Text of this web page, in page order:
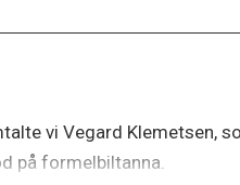
vi Vegard Klemetsen,
på formelbiltanna.